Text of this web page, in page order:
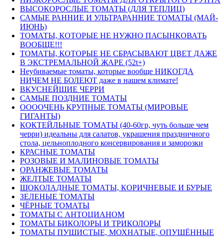
ВЫСОКОРОСЛЫЕ ТОМАТЫ (ДЛЯ ТЕПЛИЦ)
САМЫЕ РАННИЕ И УЛЬТРАРАННИЕ ТОМАТЫ (МАЙ-
ИЮНЬ)
ТОМАТЫ, КОТОРЫЕ НЕ НУЖНО ПАСЫНКОВАТЬ
ВООБЩЕ!!!
ТОМАТЫ, КОТОРЫЕ НЕ СБРАСЫВАЮТ ЦВЕТ ДАЖЕ
В ЭКСТРЕМАЛЬНОЙ ЖАРЕ (52t+)
Неубиваемые томаты, которые вообще НИКОГДА
НИЧЕМ НЕ БОЛЕЮТ даже в нашем климате!
ВКУСНЕЙШИЕ ЧЕРРИ
САМЫЕ ПОЗДНИЕ ТОМАТЫ
ООООЧЕНЬ КРУПНЫЕ ТОМАТЫ (МИРОВЫЕ
ГИГАНТЫ)
КОКТЕЙЛЬНЫЕ ТОМАТЫ (40-60гр, чуть больше чем
черри) идеальны для салатов, украшения праздничного
стола, цельноплодного консервирования и заморозки
КРАСНЫЕ ТОМАТЫ
РОЗОВЫЕ И МАЛИНОВЫЕ ТОМАТЫ
ОРАНЖЕВЫЕ ТОМАТЫ
ЖЕЛТЫЕ ТОМАТЫ
ШОКОЛАДНЫЕ ТОМАТЫ, КОРИЧНЕВЫЕ И БУРЫЕ
ЗЕЛЕНЫЕ ТОМАТЫ
ЧЁРНЫЕ ТОМАТЫ
ТОМАТЫ С АНТОЦИАНОМ
ТОМАТЫ БИКОЛОРЫ И ТРИКОЛОРЫ
ТОМАТЫ ПУШИСТЫЕ, МОХНАТЫЕ, ОПУШЁННЫЕ